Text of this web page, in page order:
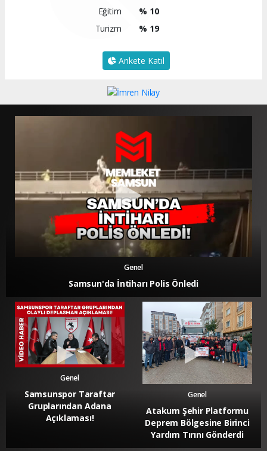
Eğitim
% 10
Turizm
% 19
Ankete Katıl
Genel
Samsun'da İntiharı Polis Önledi
Genel
Samsunspor Taraftar
Gruplarından Adana
Açıklaması!
Genel
Atakum Şehir Platformu
Deprem Bölgesine Birinci
Yardım Tırını Gönderdi